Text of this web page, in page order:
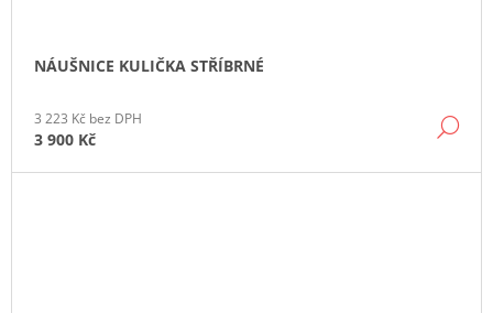
NÁUŠNICE KULIČKA STŘÍBRNÉ
3 223 Kč bez DPH
3 900 Kč